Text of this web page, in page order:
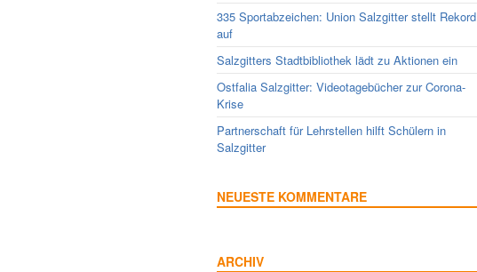
335 Sportabzeichen: Union Salzgitter stellt Rekord
auf
Salzgitters Stadtbibliothek lädt zu Aktionen ein
Ostfalia Salzgitter: Videotagebücher zur Corona-
Krise
Partnerschaft für Lehrstellen hilft Schülern in
Salzgitter
NEUESTE KOMMENTARE
ARCHIV